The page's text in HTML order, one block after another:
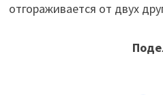
отгораживается от двух